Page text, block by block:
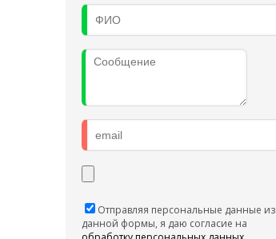
Отправляя персональные данные из
данной формы, я даю согласие на